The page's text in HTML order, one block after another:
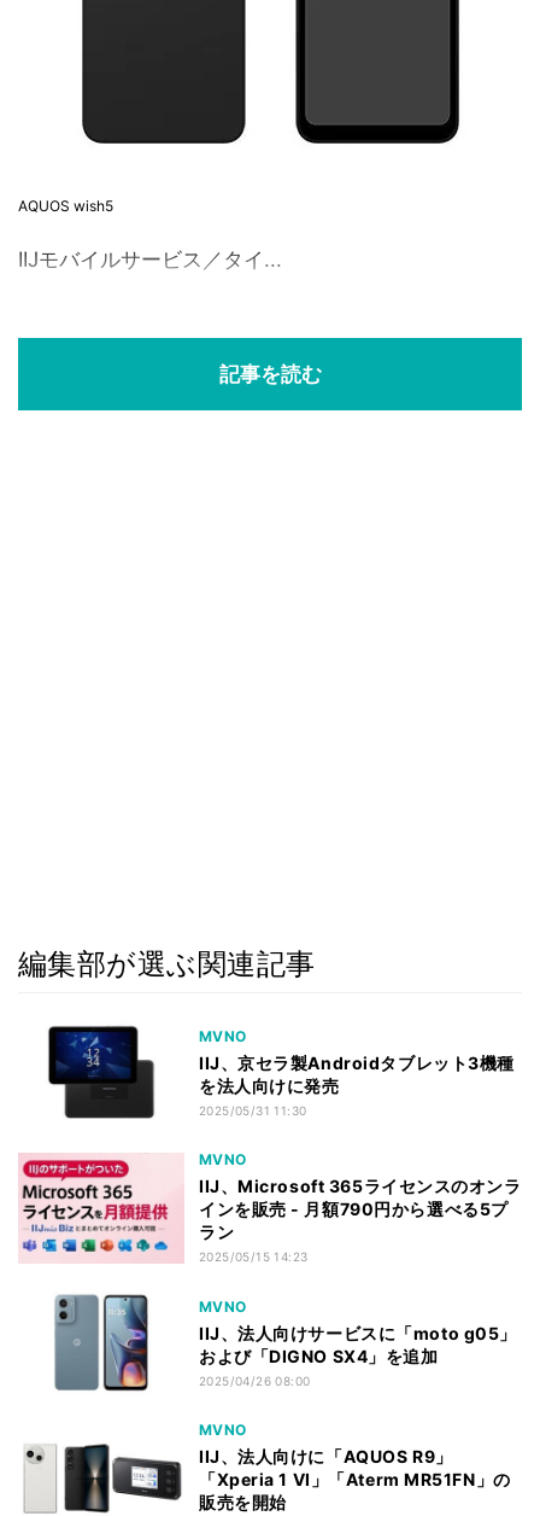
AQUOS wish5
IIJモバイルサービス／タイ...
記事を読む
編集部が選ぶ関連記事
MVNO
IIJ、京セラ製Androidタブレット3機種
を法人向けに発売
2025/05/31 11:30
MVNO
IIJ、Microsoft 365ライセンスのオンラ
インを販売 - 月額790円から選べる5プ
ラン
2025/05/15 14:23
MVNO
IIJ、法人向けサービスに「moto g05」
および「DIGNO SX4」を追加
2025/04/26 08:00
MVNO
IIJ、法人向けに「AQUOS R9」
「Xperia 1 VI」「Aterm MR51FN」の
販売を開始